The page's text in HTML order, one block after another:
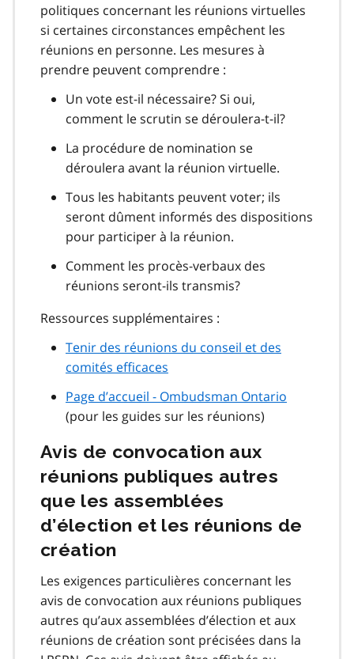
politiques concernant les réunions virtuelles
si certaines circonstances empêchent les
réunions en personne. Les mesures à
prendre peuvent comprendre :
Un vote est-il nécessaire? Si oui,
comment le scrutin se déroulera-t-il?
La procédure de nomination se
déroulera avant la réunion virtuelle.
Tous les habitants peuvent voter; ils
seront dûment informés des dispositions
pour participer à la réunion.
Comment les procès-verbaux des
réunions seront-ils transmis?
Ressources supplémentaires :
Tenir des réunions du conseil et des
comités efficaces
Page d’accueil - Ombudsman Ontario
(pour les guides sur les réunions)
Avis de convocation aux
réunions publiques autres
que les assemblées
d’élection et les réunions de
création
Les exigences particulières concernant les
avis de convocation aux réunions publiques
autres qu’aux assemblées d’élection et aux
réunions de création sont précisées dans la